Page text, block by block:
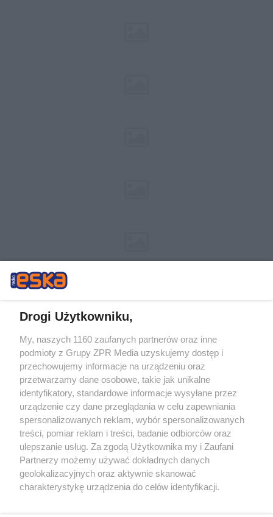
Żaden utwór zamieszczony w serwisie nie może być powielany i
rozpowszechniany lub dalej rozpowszechniany w jakikolwiek sposób (w
tym także elektroniczny lub mechaniczny) na jakimkolwiek polu
eksploatacji w jakiejkolwiek formie, włącznie z umieszczaniem w
Internecie bez pisemnej zgody właściciela praw. Jakiekolwiek użycie lub
wykorzystanie utworów w całości lub w części z naruszeniem prawa,
tzn. bez właściwej zgody, jest zabronione pod groźbą kary i może być
ścigane prawnie.
Drogi Użytkowniku,
My, naszych 1160 zaufanych partnerów oraz inne
podmioty z Grupy ZPR Media uzyskujemy dostęp i
przechowujemy informacje na urządzeniu oraz
przetwarzamy dane osobowe, takie jak unikalne
identyfikatory, standardowe informacje wysyłane przez
urządzenie czy dane przeglądania w celu zapewniania
spersonalizowanych reklam, wybór spersonalizowanych
treści, pomiar reklam i treści, badanie odbiorców oraz
ulepszanie usług. Za zgodą Użytkownika my i Zaufani
Partnerzy możemy używać dokładnych danych
geolokalizacyjnych oraz aktywnie skanować
charakterystykę urządzenia do celów identyfikacji.